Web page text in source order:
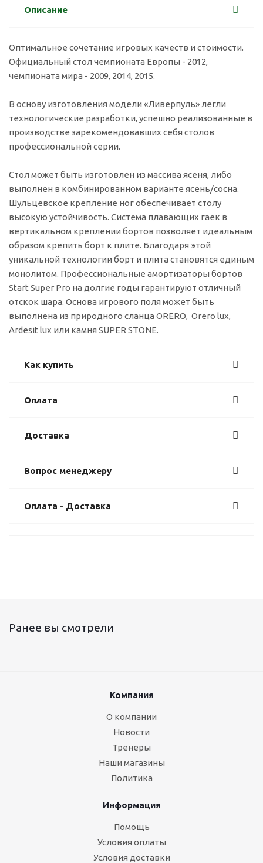
Описание
Оптимальное сочетание игровых качеств и стоимости.
Официальный стол чемпионата Европы - 2012,
чемпионата мира - 2009, 2014, 2015.
В основу изготовления модели «Ливерпуль» легли
технологические разработки, успешно реализованные в
производстве зарекомендовавших себя столов
профессиональной серии.
Стол может быть изготовлен из массива ясеня, либо
выполнен в комбинированном варианте ясень/сосна.
Шульцевское крепление ног обеспечивает столу
высокую устойчивость. Система плавающих гаек в
вертикальном креплении бортов позволяет идеальным
образом крепить борт к плите. Благодаря этой
уникальной технологии борт и плита становятся единым
монолитом. Профессиональные амортизаторы бортов
Start Super Pro на долгие годы гарантируют отличный
отскок шара. Основа игрового поля может быть
выполнена из природного сланца ORERO, Orero lux,
Ardesit lux или камня SUPER STONE.
Как купить
Оплата
Доставка
Вопрос менеджеру
Оплата - Доставка
Ранее вы смотрели
Компания
О компании
Новости
Тренеры
Наши магазины
Политика
Информация
Помощь
Условия оплаты
Условия доставки